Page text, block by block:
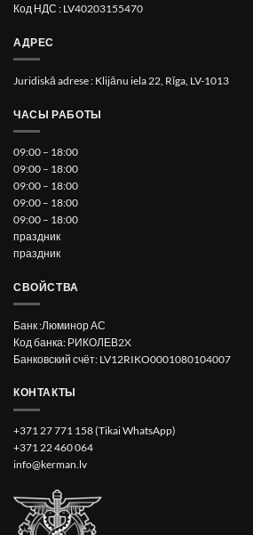
Код НДС : LV40203155470
АДРЕС
Juridiskā adrese : Klijānu iela 22, Rīga, LV-1013
ЧАСЫ РАБОТЫ
09:00 – 18:00
09:00 – 18:00
09:00 – 18:00
09:00 – 18:00
09:00 – 18:00
праздник
праздник
СВОЙСТВА
Банк :Люминор АС
Код банка: РИКОЛЕВ2X
Банковский счёт: LV12RIKO0001080104007
КОНТАКТЫ
+371 27 771 158 (Tikai WhatsApp)
+371 22 460 064
info@kerman.lv